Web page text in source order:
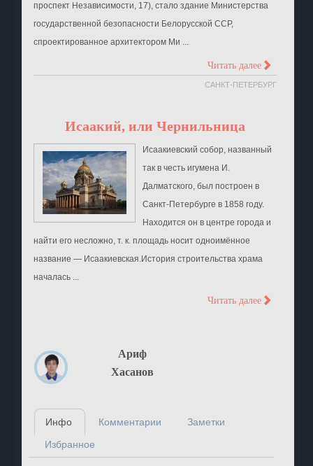
проспект Независимости, 17), стало здание Министерства
государственной безопасности Белорусской ССР,
спроектированное архитектором Ми ...
Читать далее >
САНКТ-ПЕТЕРБУРГ
Исаакий, или Чернильница
Исаакиевский собор, названный
так в честь игумена И.
Далматского, был построен в
Санкт-Петербурге в 1858 году.
Находится он в центре города и
найти его несложно, т. к. площадь носит одноимённое
название — Исаакиевская.История строительства храма
началась ...
Читать далее >
Ариф
Хасанов
Инфо Комментарии
Заметки
Избранное